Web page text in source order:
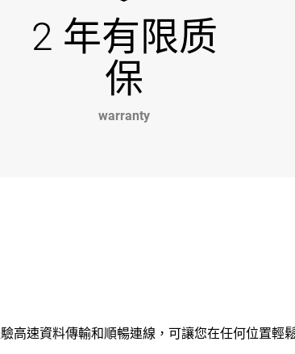
2 年有限质
保
warranty
高速資料傳輸和順暢連線，可讓您在任何位置輕